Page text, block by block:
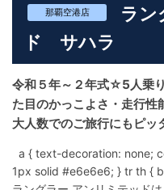
沖縄でご体感ください。 ※一部車両のみ、ALENZAキャンペーン
にご記載ください。（必ず
車されるとは限りませんのでご了承く
により、予告なくキャンペ
ご了承ください。
那覇空港店
ラン
ド サハラ
令和５年～２年式☆5人乗
た目のかっこよさ・走行性
大人数でのご旅行にもピッ
1px solid #e6e6e6; } tr th { background-color: #f5f5f5; } JEEP